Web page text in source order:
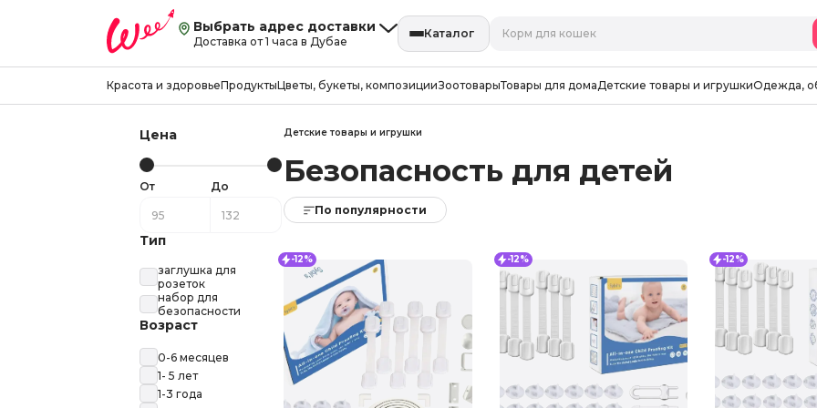
Выбрать адрес доставки
Доставка от 1 часа в Дубае
Каталог
Красота и здоровьеПродуктыЦветы, букеты, композицииЗоотоварыТовары для домаДетские товары и игрушкиОдежда,
Детские товары и игрушки
Безопасность для детей
По популярности
-12% -12% -12%
Цена
От До
Тип
заглушка для
розеток
набор для
безопасности
Возраст
0-6 месяцев
1- 5 лет
1-3 года